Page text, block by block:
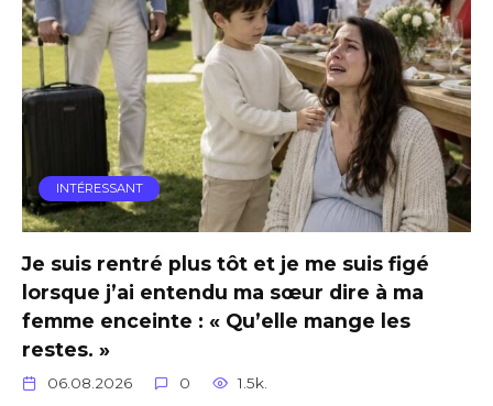
INTÉRESSANT
Je suis rentré plus tôt et je me suis figé
lorsque j’ai entendu ma sœur dire à ma
femme enceinte : « Qu’elle mange les
restes. »
06.08.2026 0 1.5k.